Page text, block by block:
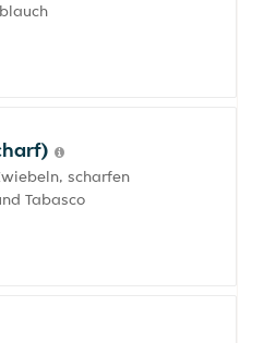
scharfen
Tabasco